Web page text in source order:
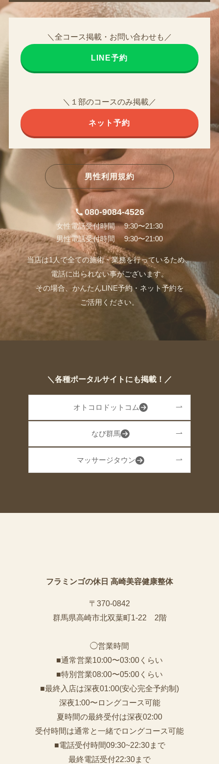
＼全コース掲載・お問い合わせも／
LINE予約
＼１部のコースのみ掲載／
ネット予約
男性利用規約
080-9084-4526
女性電話受付時間 9:30〜21:30
男性電話受付時間 9:30〜21:00
当店は1人で全ての施術・業務を行っているため、
電話に出られない事がございます。
その場合、かんたんLINE予約・ネット予約を
ご活用ください。
＼各種ポータルサイトにも掲載！／
オトコロドットコム
なび群馬
マッサージタウン
フラミンゴの休日 高崎美容健康整体
〒370-0842
群馬県高崎市北双葉町1-22 2階
◯営業時間
■通常営業10:00〜03:00くらい
■特別営業08:00〜05:00くらい
■最終入店は深夜01:00(安心完全予約制)
深夜1:00〜ロングコース可能
夏時間の最終受付は深夜02:00
受付時間は通常と一緒でロングコース可能
■電話受付時間09:30~22:30まで
️最終電話受付22:30まで